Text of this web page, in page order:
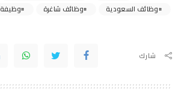
وظائف السعودية
وظائف شاغرة وظيفة
شارك